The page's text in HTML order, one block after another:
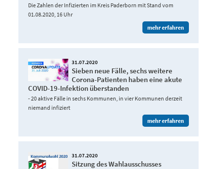
Die Zahlen der Infizierten im Kreis Paderborn mit Stand vom
01.08.2020, 16 Uhr
mehr erfahren
31.07.2020
Sieben neue Fälle, sechs weitere
Corona-Patienten haben eine akute
COVID-19-Infektion überstanden
- 20 aktive Fälle in sechs Kommunen, in vier Kommunen derzeit
niemand infiziert
mehr erfahren
31.07.2020
Sitzung des Wahlausschusses